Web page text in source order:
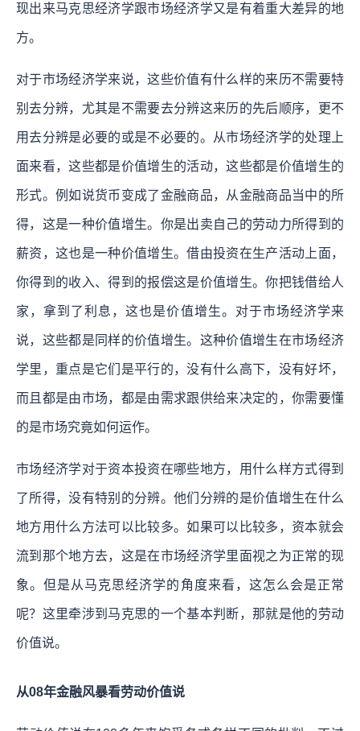
现出来马克思经济学跟市场经济学又是有着重大差异的地
方。
对于市场经济学来说，这些价值有什么样的来历不需要特
别去分辨，尤其是不需要去分辨这来历的先后顺序，更不
用去分辨是必要的或是不必要的。从市场经济学的处理上
面来看，这些都是价值增生的活动，这些都是价值增生的
形式。例如说货币变成了金融商品，从金融商品当中的所
得，这是一种价值增生。你是出卖自己的劳动力所得到的
薪资，这也是一种价值增生。借由投资在生产活动上面，
你得到的收入、得到的报偿这是价值增生。你把钱借给人
家，拿到了利息，这也是价值增生。对于市场经济学来
说，这些都是同样的价值增生。这种价值增生在市场经济
学里，重点是它们是平行的，没有什么高下，没有好坏，
而且都是由市场，都是由需求跟供给来决定的，你需要懂
的是市场究竟如何运作。
市场经济学对于资本投资在哪些地方，用什么样方式得到
了所得，没有特别的分辨。他们分辨的是价值增生在什么
地方用什么方法可以比较多。如果可以比较多，资本就会
流到那个地方去，这是在市场经济学里面视之为正常的现
象。但是从马克思经济学的角度来看，这怎么会是正常
呢？这里牵涉到马克思的一个基本判断，那就是他的劳动
价值说。
从08年金融风暴看劳动价值说